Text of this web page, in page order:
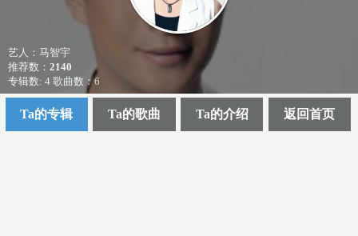
艺人：马智宇
推荐数： 2140
专辑数: 4 歌曲数：6
Ta的专辑 Ta的歌曲 Ta的介绍 返回首页